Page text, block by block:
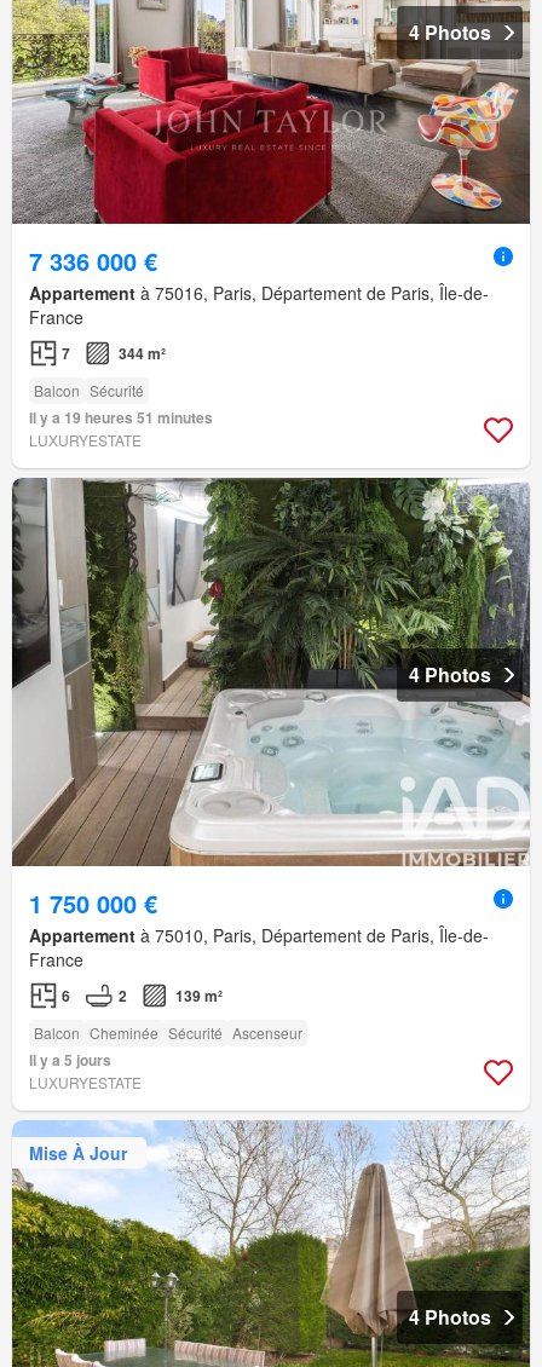
4 Photos
7 336 000 €
Appartement à 75016, Paris, Département de Paris, Île-de-
France
7 344 m²
Balcon Sécurité
Il y a 19 heures 51 minutes
LUXURYESTATE
4 Photos
1 750 000 €
Appartement à 75010, Paris, Département de Paris, Île-de-
France
6 2 139 m²
Balcon Cheminée Sécurité Ascenseur
Il y a 5 jours
LUXURYESTATE
Mise À Jour
4 Photos